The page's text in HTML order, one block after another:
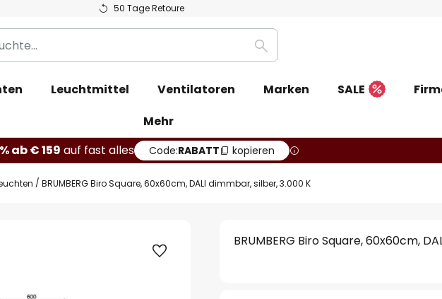
50 Tage Retoure
Suche
Leuchtmittel Ventilatoren Marken SALE
Mehr
ab € 159 auf fast alles Code:RABATT kopieren
BRUMBERG Biro Square, 60x60cm, DALI dimmbar, silber, 3.000 K
BRUMBERG Biro Square, 60x60cm,